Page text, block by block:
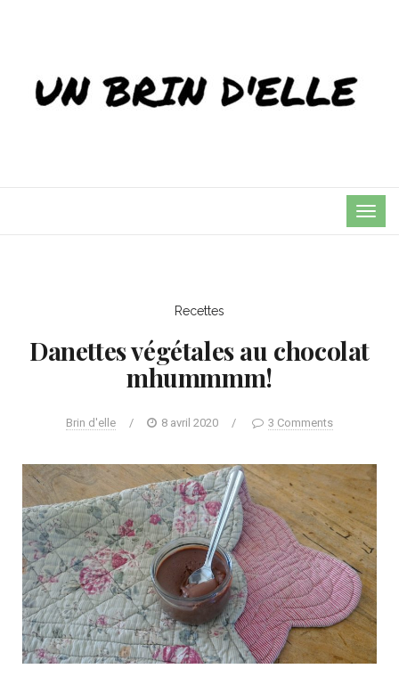
Recettes
Danettes végétales au chocolat
mhummmm!
Brin d'elle / 8 avril 2020 / 3 Comments